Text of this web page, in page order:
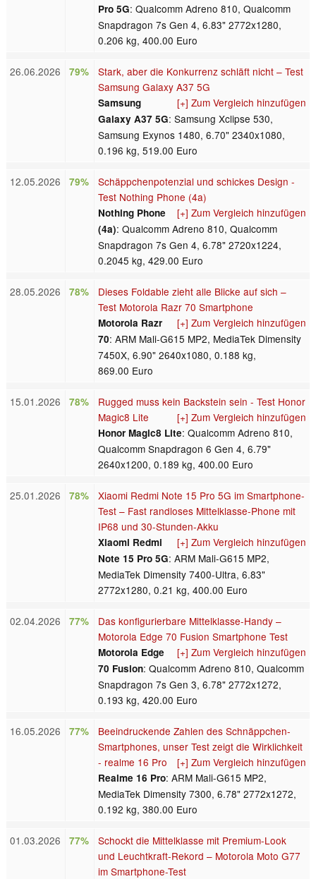
Pro 5G: Qualcomm Adreno 810, Qualcomm
Snapdragon 7s Gen 4, 6.83" 2772x1280,
0.206 kg, 400.00 Euro
26.06.2026 79%
Stark, aber die Konkurrenz schläft nicht – Test
Samsung Galaxy A37 5G
[+] Zum Vergleich hinzufügen
Samsung
Galaxy A37 5G: Samsung Xclipse 530,
Samsung Exynos 1480, 6.70" 2340x1080,
0.196 kg, 519.00 Euro
12.05.2026 79%
Schäppchenpotenzial und schickes Design -
Test Nothing Phone (4a)
[+] Zum Vergleich hinzufügen
Nothing Phone
(4a): Qualcomm Adreno 810, Qualcomm
Snapdragon 7s Gen 4, 6.78" 2720x1224,
0.2045 kg, 429.00 Euro
28.05.2026 78%
Dieses Foldable zieht alle Blicke auf sich –
Test Motorola Razr 70 Smartphone
[+] Zum Vergleich hinzufügen
Motorola Razr
70: ARM Mali-G615 MP2, MediaTek Dimensity
7450X, 6.90" 2640x1080, 0.188 kg,
869.00 Euro
15.01.2026 78%
Rugged muss kein Backstein sein - Test Honor
Magic8 Lite
[+] Zum Vergleich hinzufügen
Honor Magic8 Lite: Qualcomm Adreno 810,
Qualcomm Snapdragon 6 Gen 4, 6.79"
2640x1200, 0.189 kg, 400.00 Euro
25.01.2026 78%
Xiaomi Redmi Note 15 Pro 5G im Smartphone-
Test – Fast randloses Mittelklasse-Phone mit
IP68 und 30-Stunden-Akku
[+] Zum Vergleich hinzufügen
Xiaomi Redmi
Note 15 Pro 5G: ARM Mali-G615 MP2,
MediaTek Dimensity 7400-Ultra, 6.83"
2772x1280, 0.21 kg, 400.00 Euro
02.04.2026 77%
Das konfigurierbare Mittelklasse-Handy –
Motorola Edge 70 Fusion Smartphone Test
[+] Zum Vergleich hinzufügen
Motorola Edge
70 Fusion: Qualcomm Adreno 810, Qualcomm
Snapdragon 7s Gen 3, 6.78" 2772x1272,
0.193 kg, 420.00 Euro
16.05.2026 77%
Beeindruckende Zahlen des Schnäppchen-
Smartphones, unser Test zeigt die Wirklichkeit
- realme 16 Pro
[+] Zum Vergleich hinzufügen
Realme 16 Pro: ARM Mali-G615 MP2,
MediaTek Dimensity 7300, 6.78" 2772x1272,
0.192 kg, 380.00 Euro
01.03.2026 77%
Schockt die Mittelklasse mit Premium-Look
und Leuchtkraft-Rekord – Motorola Moto G77
im Smartphone-Test